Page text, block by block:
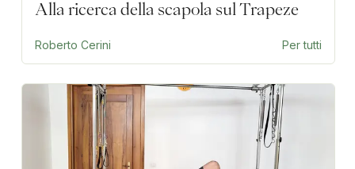
Alla ricerca della scapola sul Trapeze
Roberto Cerini Per tutti